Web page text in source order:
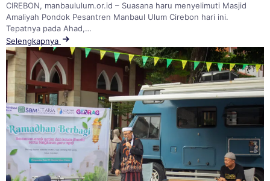
CIREBON, manbaululum.or.id – Suasana haru menyelimuti Masjid
Amaliyah Pondok Pesantren Manbaul Ulum Cirebon hari ini.
Tepatnya pada Ahad,…
Selengkapnya